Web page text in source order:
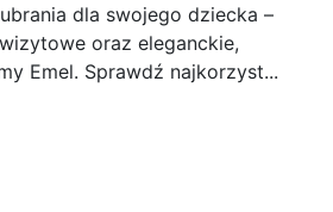
dla swojego dziecka –
oraz eleganckie,
Emel. Sprawdź najkorzyst...